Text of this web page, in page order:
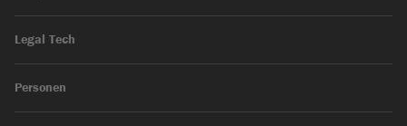
Legal Tech
Personen